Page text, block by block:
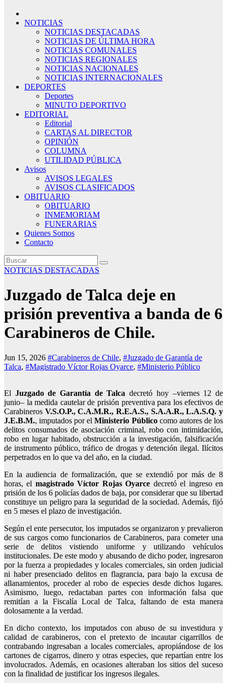
NOTICIAS
NOTICIAS DESTACADAS
NOTICIAS DE ÚLTIMA HORA
NOTICIAS COMUNALES
NOTICIAS REGIONALES
NOTICIAS NACIONALES
NOTICIAS INTERNACIONALES
DEPORTES
Deportes
MINUTO DEPORTIVO
EDITORIAL
Editorial
CARTAS AL DIRECTOR
OPINIÓN
COLUMNA
UTILIDAD PÚBLICA
Avisos
AVISOS LEGALES
AVISOS CLASIFICADOS
OBITUARIO
OBITUARIO
INMEMORIAM
FUNERARIAS
Quienes Somos
Contacto
NOTICIAS DESTACADAS
Juzgado de Talca deje en
prisión preventiva a banda de 6
Carabineros de Chile.
Jun 15, 2026 #Carabineros de Chile, #Juzgado de Garantía de
Talca, #Magistrado Víctor Rojas Oyarce, #Ministerio Público
El Juzgado de Garantía de Talca decretó hoy –viernes 12 de
junio– la medida cautelar de prisión preventiva para los efectivos de
Carabineros V.S.O.P., C.A.M.R., R.E.A.S., S.A.A.R., L.A.S.Q. y
J.E.B.M., imputados por elMinisterio Públicocomo autores de los
delitos consumados de asociación criminal, robo con intimidación,
robo en lugar habitado, obstrucción a la investigación, falsificación
de instrumento público, tráfico de drogas y detención ilegal. Ilícitos
perpetrados en lo que va del año, en la ciudad.
En la audiencia de formalización, que se extendió por más de 8
horas, el magistrado Víctor Rojas Oyarce decretó el ingreso en
prisión de los 6 policías dados de baja, por considerar que su libertad
constituye un peligro para la seguridad de la sociedad. Además, fijó
en 5 meses el plazo de investigación.
Según el ente persecutor, los imputados se organizaron y prevalieron
de sus cargos como funcionarios de Carabineros, para cometer una
serie de delitos vistiendo uniforme y utilizando vehículos
institucionales. De este modo y abusando de dicho poder, ingresaron
por la fuerza a propiedades y locales comerciales, sin orden judicial
ni haber presenciado delitos en flagrancia, para bajo la excusa de
allanamientos, proceder al robo de especies desde dichos lugares.
Asimismo, luego, redactaban partes con información falsa que
remitían a la Fiscalía Local de Talca, faltando de esta manera
dolosamente a la verdad.
En dicho contexto, los imputados con abuso de su investidura y
calidad de carabineros, con el pretexto de incautar cigarrillos de
contrabando ingresaban a locales comerciales, apropiándose de los
cartones de cigarros, dinero y otras especies, que repartían entre los
involucrados. Además, en ocasiones alteraban los sitios del suceso
con la finalidad de justificar los ingresos ilegales.